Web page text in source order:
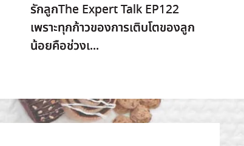
รักลูกThe Expert Talk EP122
เพราะทุกก้าวของการเติบโตของลูก
น้อยคือช่วงเ...